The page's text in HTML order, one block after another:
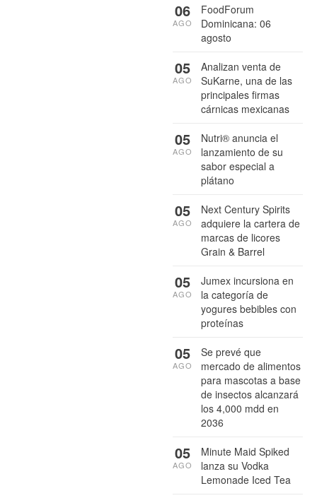
FoodForum
Dominicana: 06
agosto
06
AGO
Analizan venta de
SuKarne, una de las
principales firmas
cárnicas mexicanas
05
AGO
Nutri® anuncia el
lanzamiento de su
sabor especial a
plátano
05
AGO
Next Century Spirits
adquiere la cartera de
marcas de licores
Grain & Barrel
05
AGO
Jumex incursiona en
la categoría de
yogures bebibles con
proteínas
05
AGO
Se prevé que
mercado de alimentos
para mascotas a base
de insectos alcanzará
los 4,000 mdd en
2036
05
AGO
Minute Maid Spiked
lanza su Vodka
Lemonade Iced Tea
05
AGO